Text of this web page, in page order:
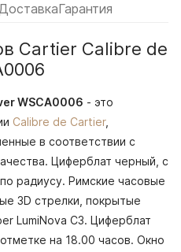
Гарантия
Cartier Calibre de
WSCA0006 - это
Calibre de Cartier,
в соответствии с
Циферблат черный, с
радиусу. Римские часовые
3D стрелки, покрытые
LumiNova С3. Циферблат
на 18.00 часов. Окно